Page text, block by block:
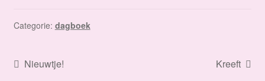
Categorie: dagboek
Bericht
Vorig
Nieuwtje!
Volgend
Kreeft